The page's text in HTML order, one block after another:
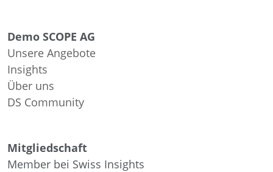
Demo SCOPE AG
Unsere Angebote
Insights
Über uns
DS Community
Mitgliedschaft
Member bei Swiss Insights